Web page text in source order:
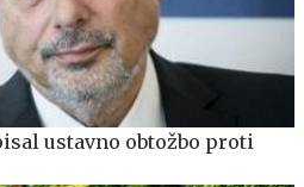
ustavno obtožbo proti